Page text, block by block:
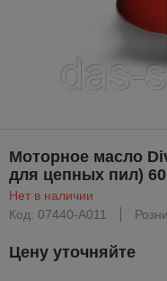
Моторное масло
для цепных пил)
Нет в наличии
Код: 07440-A011
Цену уточняйте